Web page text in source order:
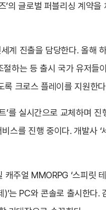
의 글로벌 퍼블리싱 계약을
계 진출을 담당한다. 올해
하는 등 출시 국가 유저들
크로스 플레이를 지원한
를 실시간으로 교체하며 진
스를 진행 중이다. 개발사 ‘
주얼 MMORPG ‘스피릿 테
는 PC와 콘솔로 출시한다.